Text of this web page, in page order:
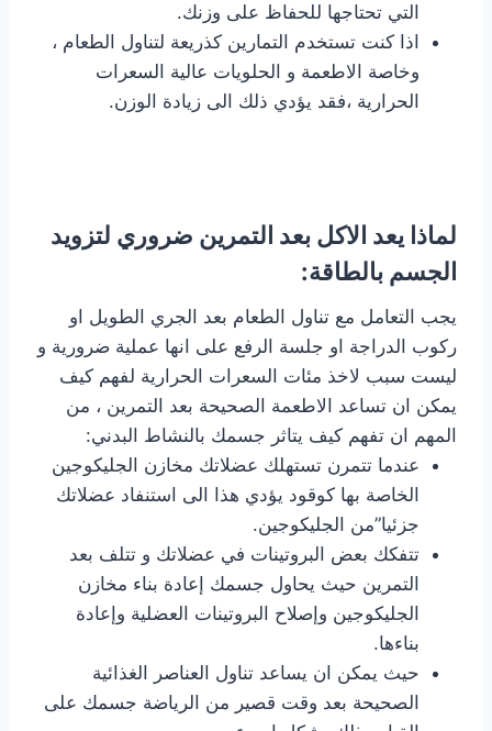
التي تحتاجها للحفاظ على وزنك.
اذا كنت تستخدم التمارين كذريعة لتناول الطعام ،
وخاصة الاطعمة و الحلويات عالية السعرات
الحرارية ،فقد يؤدي ذلك الى زيادة الوزن.
لماذا يعد الاكل بعد التمرين ضروري لتزويد
الجسم بالطاقة:
يجب التعامل مع تناول الطعام بعد الجري الطويل او
ركوب الدراجة او جلسة الرفع على انها عملية ضرورية و
ليست سبب لاخذ مئات السعرات الحرارية لفهم كيف
يمكن ان تساعد الاطعمة الصحيحة بعد التمرين ، من
المهم ان تفهم كيف يتاثر جسمك بالنشاط البدني:
عندما تتمرن تستهلك عضلاتك مخازن الجليكوجين
الخاصة بها كوقود يؤدي هذا الى استنفاد عضلاتك
جزئيا”من الجليكوجين.
تتفكك بعض البروتينات في عضلاتك و تتلف بعد
التمرين حيث يحاول جسمك إعادة بناء مخازن
الجليكوجين وإصلاح البروتينات العضلية وإعادة
بناءها.
حيث يمكن ان يساعد تناول العناصر الغذائية
الصحيحة بعد وقت قصير من الرياضة جسمك على